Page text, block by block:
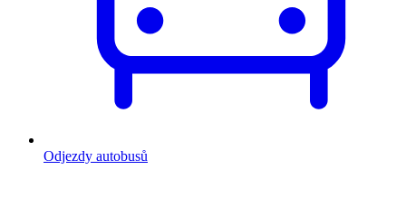
Odjezdy autobusů